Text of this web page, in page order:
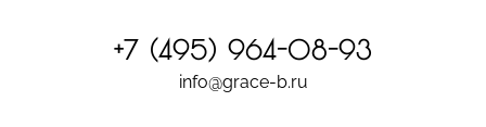
+7 (495) 964-08-93
info@grace-b.ru